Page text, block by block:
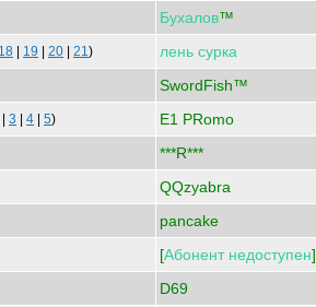
Бухалов™
18 19 20 21) лень сурка
SwordFish™
3 4 5) E1 PRomo
***R***
QQzyabra
pancake
[Абонент недоступен]
D69